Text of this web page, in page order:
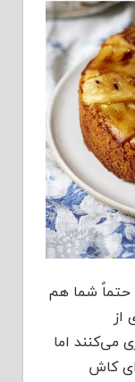
حتماً شما هم
می‌کنند اما
کاش